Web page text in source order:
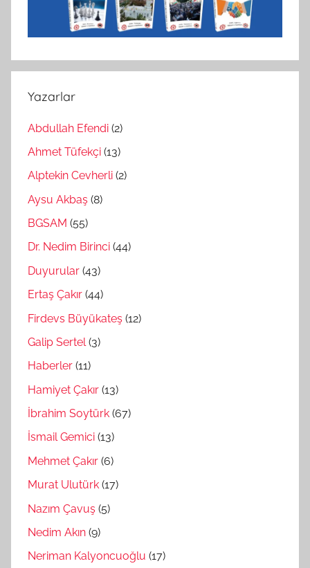
Yazarlar
Abdullah Efendi (2)
Ahmet Tüfekçi (13)
Alptekin Cevherli (2)
Aysu Akbaş (8)
BGSAM (55)
Dr. Nedim Birinci (44)
Duyurular (43)
Ertaş Çakır (44)
Firdevs Büyükateş (12)
Galip Sertel(3)
Haberler (11)
Hamiyet Çakır (13)
İbrahim Soytürk (67)
İsmail Gemici (13)
Mehmet Çakır (6)
Murat Ulutürk (17)
Nazım Çavuş (5)
Nedim Akın (9)
Neriman Kalyoncuoğlu (17)